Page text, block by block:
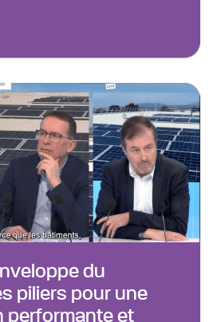
du
piliers pour une
et